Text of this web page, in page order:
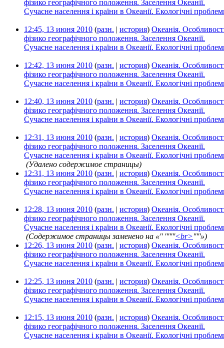
фізико географічного положення. Заселення Океанії.
Сучасне населення і країни в Океанії. Екологічні
12:45, 13 июня 2010 (разн. | история) Океанія.
фізико географічного положення. Заселення Океанії.
Сучасне населення і країни в Океанії. Екологічні
12:42, 13 июня 2010 (разн. | история) Океанія.
фізико географічного положення. Заселення Океанії.
Сучасне населення і країни в Океанії. Екологічні
12:40, 13 июня 2010 (разн. | история) Океанія.
фізико географічного положення. Заселення Океанії.
Сучасне населення і країни в Океанії. Екологічні
12:31, 13 июня 2010 (разн. | история) Океанія.
фізико географічного положення. Заселення Океанії.
Сучасне населення і країни в Океанії. Екологічні
(Удалено содержимое страницы)
12:31, 13 июня 2010 (разн. | история) Океанія.
фізико географічного положення. Заселення Океанії.
Сучасне населення і країни в Океанії. Екологічні
12:28, 13 июня 2010 (разн. | история) Океанія.
фізико географічного положення. Заселення Океанії.
Сучасне населення і країни в Океанії. Екологічні
(Содержимое страницы заменено на «'' '''''''<br>'''''»)
12:26, 13 июня 2010 (разн. | история) Океанія.
фізико географічного положення. Заселення Океанії.
Сучасне населення і країни в Океанії. Екологічні
12:25, 13 июня 2010 (разн. | история) Океанія.
фізико географічного положення. Заселення Океанії.
Сучасне населення і країни в Океанії. Екологічні
12:15, 13 июня 2010 (разн. | история) Океанія.
фізико географічного положення. Заселення Океанії.
Сучасне населення і країни в Океанії. Екологічні